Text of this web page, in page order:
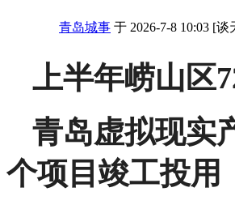
青岛城事 于 2026-7-8 10:03 [
上半年崂山区
青岛虚拟现实
个项目竣工投用